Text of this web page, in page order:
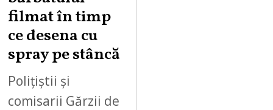
filmat în timp
ce desena cu
spray pe stâncă
Polițiștii și
comisarii Gărzii de